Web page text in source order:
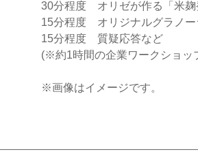
30分程度 オリゼが作る「米麹
15分程度 オリジナルグラノー
15分程度 質疑応答など
(※約1時間の企業ワークショッ
※画像はイメージです。